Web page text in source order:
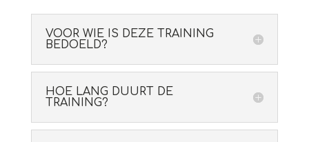
VOOR WIE IS DEZE TRAINING
BEDOELD?
HOE LANG DUURT DE
TRAINING?